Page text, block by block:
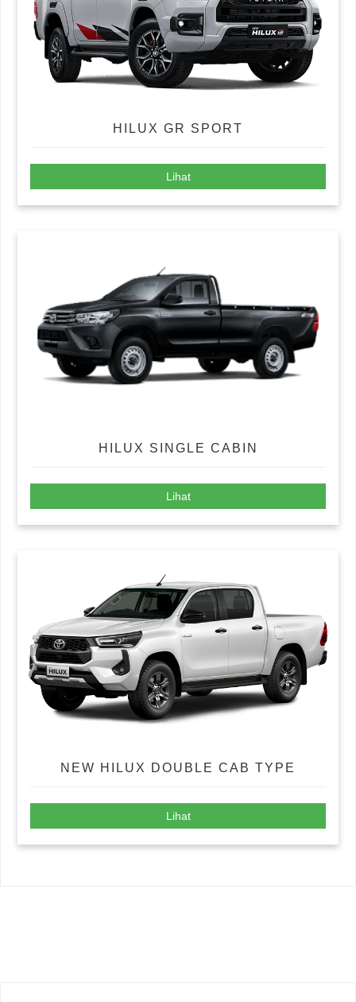
HILUX GR SPORT
Lihat
HILUX SINGLE CABIN
Lihat
NEW HILUX DOUBLE CAB TYPE
Lihat